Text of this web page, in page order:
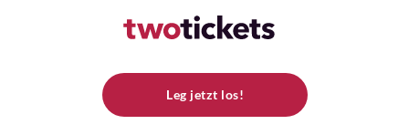
Leg jetzt los!